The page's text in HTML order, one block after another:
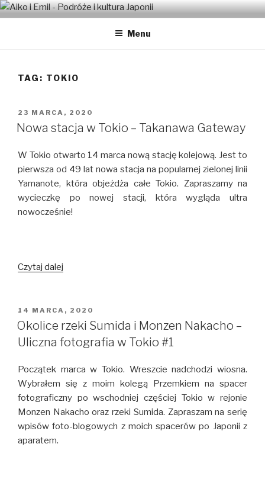
Przeskocz
do
AIKO I EMIL – PODRÓŻE I
KULTURA JAPONII
Menu
TAG: TOKIO
OPUBLIKOWANE
W
23 MARCA, 2020
Nowa stacja w Tokio – Takanawa Gateway
W Tokio otwarto 14 marca nową stację kolejową. Jest to
pierwsza od 49 lat nowa stacja na popularnej zielonej linii
Yamanote, która objeżdża całe Tokio. Zapraszamy na
wycieczkę po nowej stacji, która wygląda ultra
nowocześnie!
Czytaj dalej
Tokio
–
Takanawa
Gateway
OPUBLIKOWANE
W
14 MARCA, 2020
Okolice rzeki Sumida i Monzen Nakacho –
Uliczna fotografia w Tokio #1
Początek marca w Tokio. Wreszcie nadchodzi wiosna.
Wybrałem się z moim kolegą Przemkiem na spacer
fotograficzny po wschodniej częściej Tokio w rejonie
Monzen Nakacho oraz rzeki Sumida. Zapraszam na serię
wpisów foto-blogowych z moich spacerów po Japonii z
aparatem.